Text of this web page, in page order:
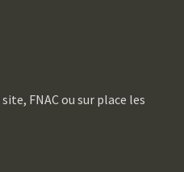
FNAC ou sur place les